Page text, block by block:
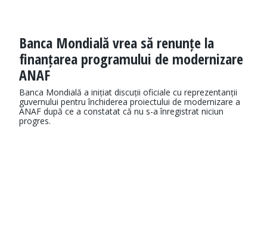
Banca Mondială vrea să renunțe la
finanțarea programului de modernizare
ANAF
Banca Mondială a inițiat discuții oficiale cu reprezentanții
guvernului pentru închiderea proiectului de modernizare a
ANAF după ce a constatat că nu s-a înregistrat niciun
progres.